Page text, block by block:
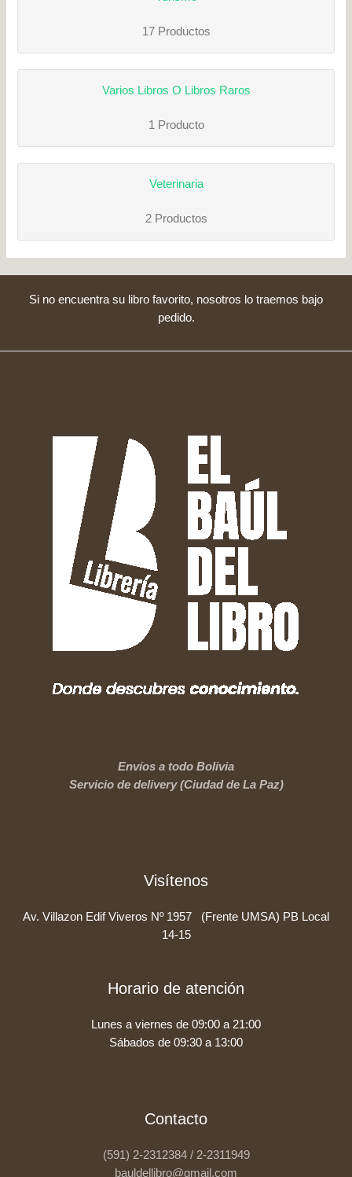
17 Productos
Varios Libros O Libros Raros
1 Producto
Veterinaria
2 Productos
Si no encuentra su libro favorito, nosotros lo traemos bajo
pedido.
Envíos a todo Bolivia
Servicio de delivery (Ciudad de La Paz)
Visítenos
Av. Villazon Edif Viveros Nº 1957 (Frente UMSA) PB Local
14-15
Horario de atención
Lunes a viernes de 09:00 a 21:00
Sábados de 09:30 a 13:00
Contacto
(591) 2-2312384 / 2-2311949
bauldellibro@gmail.com